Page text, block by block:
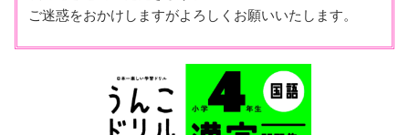
ご迷惑をおかけしますがよろしくお願いいたします。